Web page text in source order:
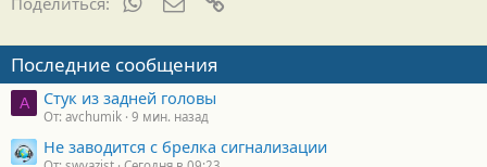
Последние сообщения
A Стук из задней головы
От: avchumik 9 мин. назад
Не заводится с брелка сигнализации